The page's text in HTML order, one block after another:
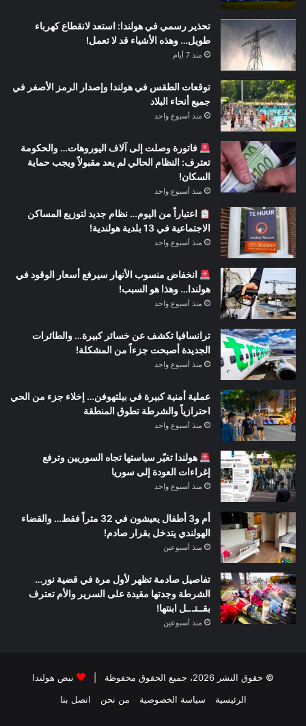
تحذير رسمي في هولندا: استعد لانقطاع كهرباء
طويل… وهذه الأشياء قد لا تعمل!
منذ 7 أيام
توقعات الطقس في هولندا وإصدار الرمز الأصفر في
جميع أنحاء البلاد
منذ أسبوع واحد
فاتورة وصلت إلى آلاف اليوروهات… والحكومة
تعترف: النظام الحالي لم يعد مقبولاً ويجب حماية
السكان!
منذ أسبوع واحد
اعتباراً من اليوم… نظام جديد لتوزيع المساكن
الاجتماعية في 13 بلدية هولندية!
منذ أسبوع واحد
انخفاض منسوب الأنهار سيرفع أسعار الوقود في
هولندا… وهذا هو السبب!
منذ أسبوع واحد
ترانسافيا تكشف عن خسائر كبيرة… والطائرات
الجديدة أصبحت جزءاً من المشكلة!
منذ أسبوع واحد
عملية أمنية كبيرة في بيلتهوفن… إخلاء جزء من الحي
احترازياً والشرطة تطوق المنطقة
منذ أسبوع واحد
هولندا تغيّر سياستها تجاه السوريين وترفع
إغراءات العودة إلى سوريا
منذ أسبوع واحد
أم و3 أطفال يعيشون في 32 متراً فقط… والقضاء
الهولندي يتدخل بقرار صادم!
منذ أسبوعين
تفاصيل صادمة تظهر لأول مرة في قضية نور…
الشرطة وجدتها مقيدة على السرير والأم تعترف
بقــتـ.ـل ابنتها!
منذ أسبوعين
© حقوق النشر 2026، جميع الحقوق محفوظة |
نبض هولندا
الرئيسية
سياسة الخصوصية من نحن اتصل بنا